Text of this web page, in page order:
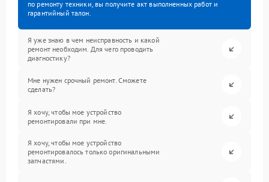
по ремонту техники, вы получите акт выполненных работ и
гарантийный талон.
Я уже знаю в чем неисправность и какой
ремонт необходим. Для чего проводить
диагностику?
Мне нужен срочный ремонт. Сможете
сделать?
Я хочу, чтобы мое устройство
ремонтировали при мне.
Я хочу, чтобы мое устройство
ремонтировалось только оригинальными
запчастями.